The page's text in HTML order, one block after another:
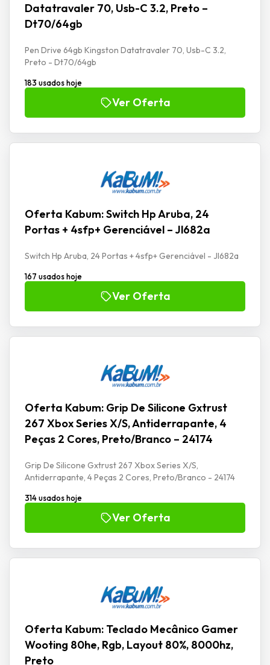
Datatravaler 70, Usb-C 3.2, Preto –
Dt70/64gb
Pen Drive 64gb Kingston Datatravaler 70, Usb-C 3.2,
Preto - Dt70/64gb
183 usados hoje
Ver Oferta
Oferta Kabum: Switch Hp Aruba, 24
Portas + 4sfp+ Gerenciável – Jl682a
Switch Hp Aruba, 24 Portas + 4sfp+ Gerenciável - Jl682a
167 usados hoje
Ver Oferta
Oferta Kabum: Grip De Silicone Gxtrust
267 Xbox Series X/S, Antiderrapante, 4
Peças 2 Cores, Preto/Branco – 24174
Grip De Silicone Gxtrust 267 Xbox Series X/S,
Antiderrapante, 4 Peças 2 Cores, Preto/Branco - 24174
314 usados hoje
Ver Oferta
Oferta Kabum: Teclado Mecânico Gamer
Wooting 80he, Rgb, Layout 80%, 8000hz,
Preto